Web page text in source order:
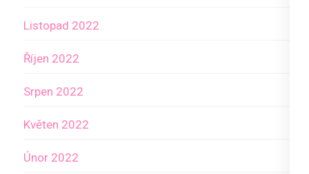
Listopad 2022
Říjen 2022
Srpen 2022
Květen 2022
Únor 2022